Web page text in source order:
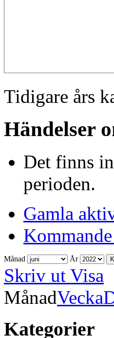
Tidigare års
Händelser
Det finns
perioden.
Gamla
Månad År
Skriv ut Visa
MånadVecka
Kategorier